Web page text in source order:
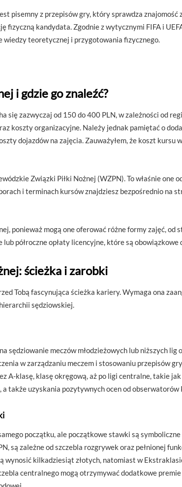
pisemny z przepisów gry, który sprawdza
fizyczną kandydata. Zgodnie z wytycznymi FIFA i
wiedzy teoretycznej i przygotowania fizycznego.
i gdzie go znaleźć?
się zazwyczaj od 150 do 400 PLN, w zależności od
koszty organizacyjne. Należy jednak pamiętać o
dojazdów na zajęcia. Zauważyłem, że koszt kursu
Związki Piłki Nożnej (WZPN). To właśnie one
i terminach kursów znajdziesz bezpośrednio na
ponieważ mogą one oferować różne formy zajęć,
lub półroczne opłaty licencyjne, które są
ścieżka i zarobki
Tobą fascynująca ścieżka kariery. Wymaga ona
sędziowskiej.
sędziowanie meczów młodzieżowych lub niższych
w zarządzaniu meczem i stosowaniu przepisów
A-klasę, klasę okręgową, aż po ligi centralne, takie
także uzyskania pozytywnych ocen od obserwatorów
początku, ale początkowe stawki są
są zależne od szczebla rozgrywek oraz pełnionej
wynosić kilkadziesiąt złotych, natomiast w
centralnego mogą otrzymywać dodatkowe